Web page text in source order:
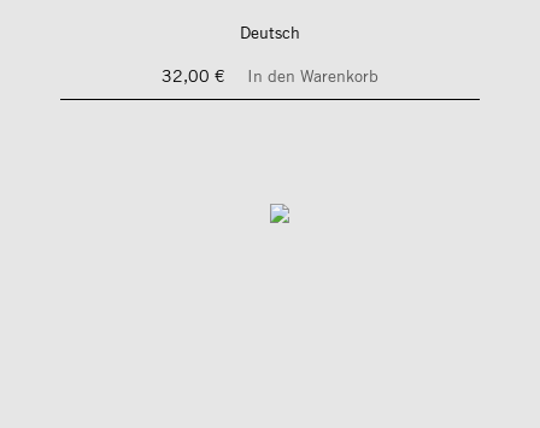
Deutsch
32,00 €
In den Warenkorb